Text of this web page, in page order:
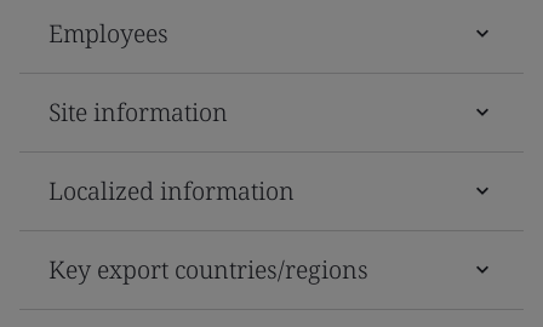
Employees
Site information
Localized information
Key export countries/regions